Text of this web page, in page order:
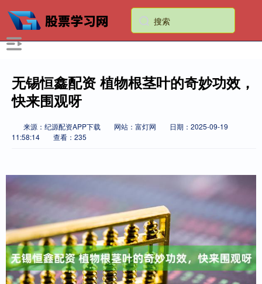
无锡恒鑫配资 植物根茎叶的奇妙功效，
快来围观呀
来源：纪源配资APP下载 网站：富灯网
日期：2025-09-19
11:58:14
查看：235